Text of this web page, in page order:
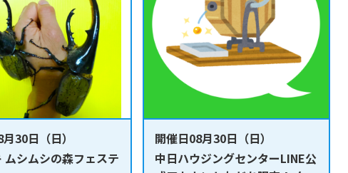
30日（日）
ムシムシの森フェステ
開催日08月30日（日）
中日ハウジングセンターLINE公